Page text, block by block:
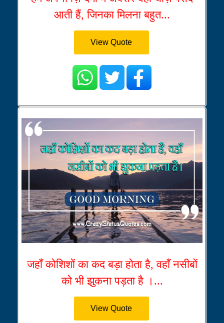
आती हैं, जिनका मिलना बहुत...
View Quote
जहाँ कोशिशों का कद बड़ा होता है, वहाँ नसीबों
को भी झुकना पड़ता है ।...
View Quote